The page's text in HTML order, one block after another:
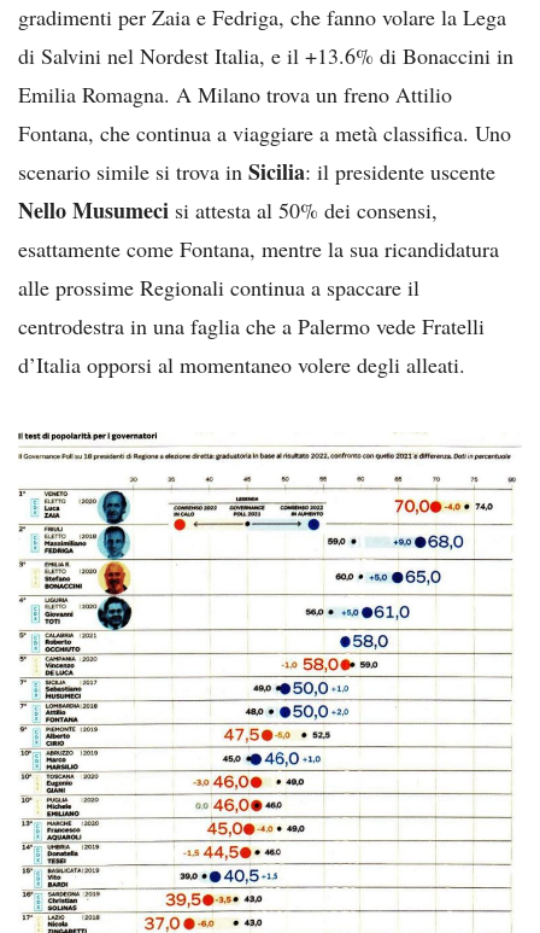
gradimenti per Zaia e Fedriga, che fanno volare la Lega
di Salvini nel Nordest Italia, e il +13.6% di Bonaccini in
Emilia Romagna. A Milano trova un freno Attilio
Fontana, che continua a viaggiare a metà classifica. Uno
scenario simile si trova in Sicilia: il presidente uscente
Nello Musumeci si attesta al 50% dei consensi,
esattamente come Fontana, mentre la sua ricandidatura
alle prossime Regionali continua a spaccare il
centrodestra in una faglia che a Palermo vede Fratelli
d’Italia opporsi al momentaneo volere degli alleati.